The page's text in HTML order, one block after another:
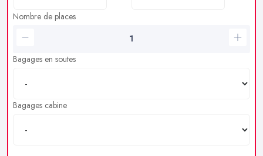
Nombre de places
Bagages en soutes
Bagages cabine